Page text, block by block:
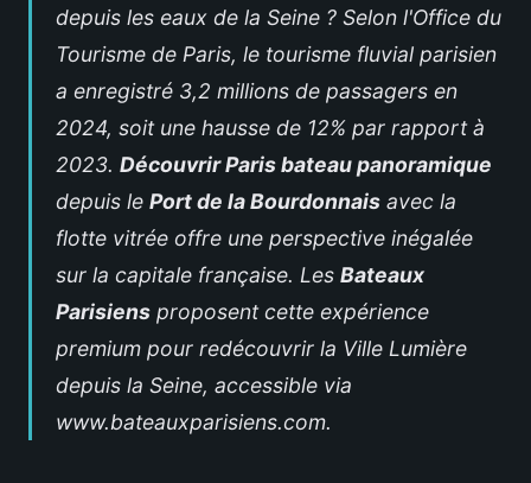
depuis les eaux de la Seine ? Selon l'Office du
Tourisme de Paris, le tourisme fluvial parisien
a enregistré 3,2 millions de passagers en
2024, soit une hausse de 12% par rapport à
2023. Découvrir Paris bateau panoramique
depuis le Port de la Bourdonnais avec la
flotte vitrée offre une perspective inégalée
sur la capitale française. Les Bateaux
Parisiens proposent cette expérience
premium pour redécouvrir la Ville Lumière
depuis la Seine, accessible via
www.bateauxparisiens.com.